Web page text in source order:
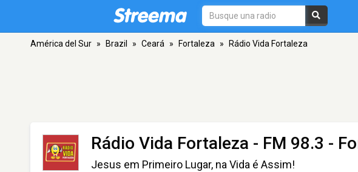
América del Sur » Brazil » Ceará » Fortaleza » Rádio Vida Fortaleza
Rádio Vida Fortaleza - FM 98.3 -
Jesus em Primeiro Lugar, na Vida é Assim!